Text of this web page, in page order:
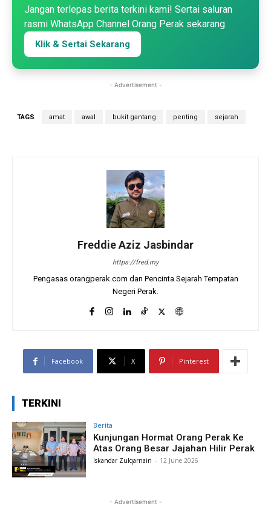
Jangan terlepas berita terkini kami! Sertai saluran
rasmi WhatsApp Channel Orang Perak sekarang.
Klik & Sertai Sekarang
- Advertisement -
TAGS amat awal bukit gantang penting sejarah
Freddie Aziz Jasbindar
https://fred.my
Pengasas orangperak.com dan Pencinta Sejarah Tempatan
Negeri Perak.
Facebook X Pinterest
TERKINI
Berita
Kunjungan Hormat Orang Perak Ke
Atas Orang Besar Jajahan Hilir Perak
Iskandar Zulqarnain - 12 June 2026
- Advertisement -